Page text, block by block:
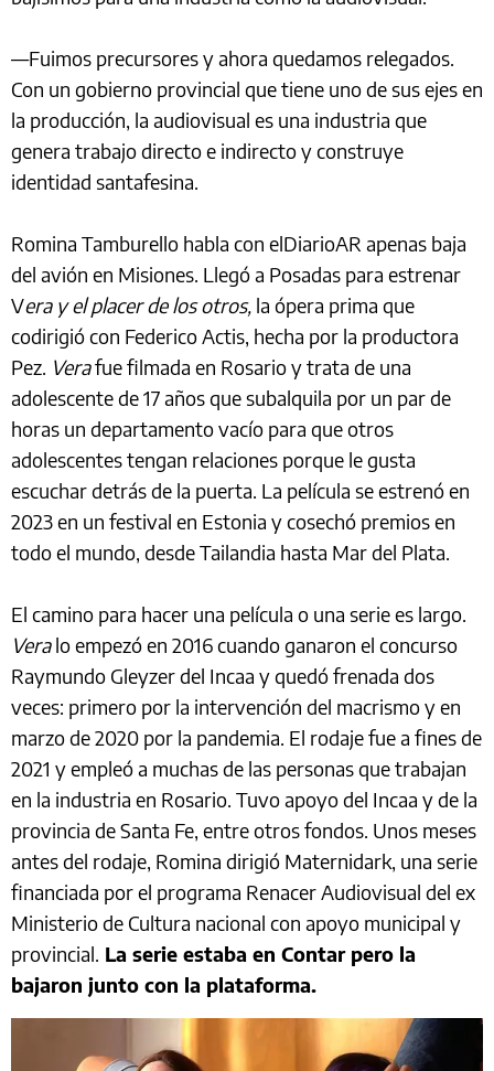
—Fuimos precursores y ahora quedamos relegados.
Con un gobierno provincial que tiene uno de sus ejes en
la producción, la audiovisual es una industria que
genera trabajo directo e indirecto y construye
identidad santafesina.
Romina Tamburello habla con elDiarioAR apenas baja
del avión en Misiones. Llegó a Posadas para estrenar
Vera y el placer de los otros, la ópera prima que
codirigió con Federico Actis, hecha por la productora
Pez. Verafue filmada en Rosario y trata de una
adolescente de 17 años que subalquila por un par de
horas un departamento vacío para que otros
adolescentes tengan relaciones porque le gusta
escuchar detrás de la puerta. La película se estrenó en
2023 en un festival en Estonia y cosechó premios en
todo el mundo, desde Tailandia hasta Mar del Plata.
El camino para hacer una película o una serie es largo.
Veralo empezó en 2016 cuando ganaron el concurso
Raymundo Gleyzer del Incaa y quedó frenada dos
veces: primero por la intervención del macrismo y en
marzo de 2020 por la pandemia. El rodaje fue a fines de
2021 y empleó a muchas de las personas que trabajan
en la industria en Rosario. Tuvo apoyo del Incaa y de la
provincia de Santa Fe, entre otros fondos. Unos meses
antes del rodaje, Romina dirigió Maternidark, una serie
financiada por el programa Renacer Audiovisual del ex
Ministerio de Cultura nacional con apoyo municipal y
provincial. La serie estaba en Contar pero la
bajaron junto con la plataforma.